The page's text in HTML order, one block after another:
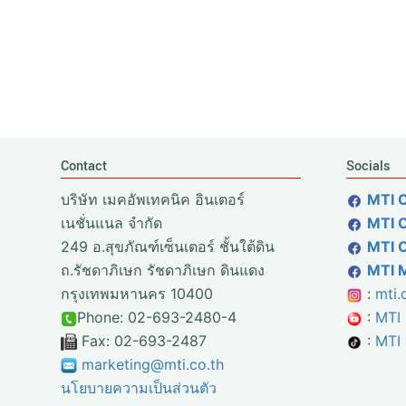
Contact
บริษัท เมคอัพเทคนิค อินเตอร์
เนชั่นแนล จำกัด
249 อ.สุขภัณฑ์เซ็นเตอร์ ชั้นใต้ดิน
ถ.รัชดาภิเษก รัชดาภิเษก ดินแดง
กรุงเทพมหานคร 10400
Phone: 02-693-2480-4
Fax: 02-693-2487
marketing@mti.co.th
นโยบายความเป็นส่วนตัว
Socials
MTI
MTI
MTI
MTI
:
: MTI
: MTI